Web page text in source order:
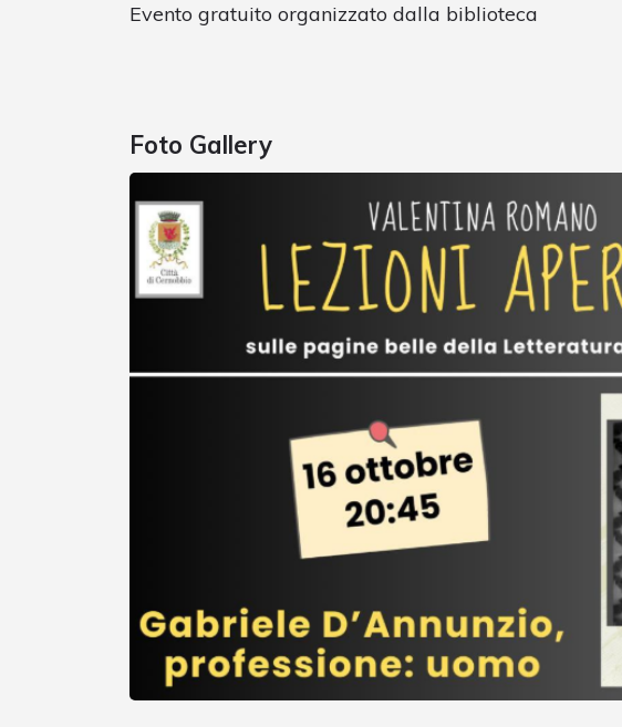
Evento gratuito organizzato dalla biblioteca
Foto Gallery